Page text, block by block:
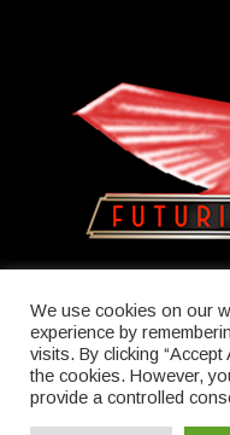
We use cookies on our
experience by
visits. By clicking
the cookies. However,
provide a controlled